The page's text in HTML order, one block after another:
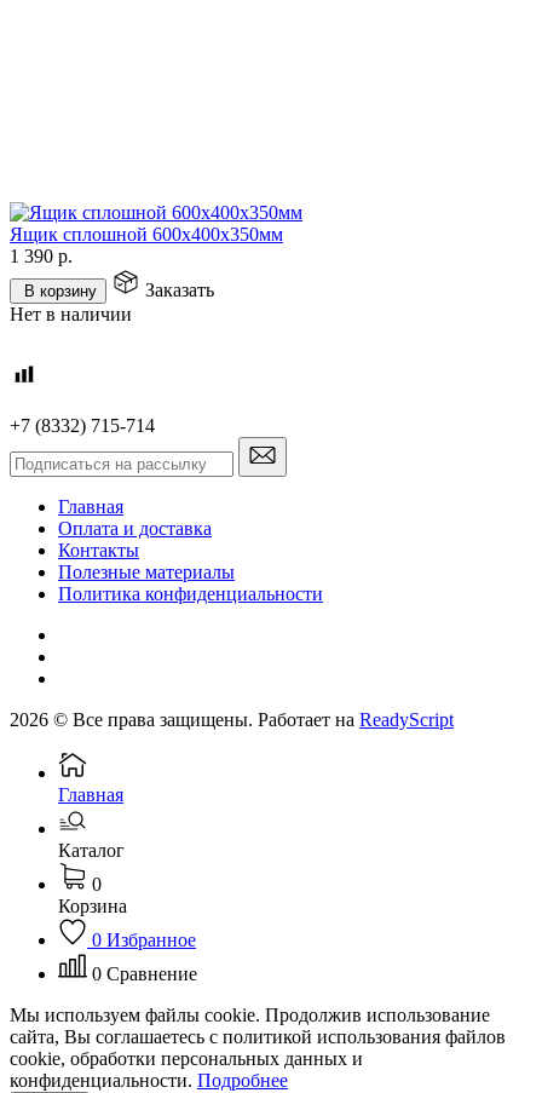
Ящик сплошной 600х400х350мм
1 390 р.
В корзину
Заказать
Нет в наличии
+7 (8332) 715-714
Главная
Оплата и доставка
Контакты
Полезные материалы
Политика конфиденциальности
2026 © Все права защищены. Работает на ReadyScript
Главная
Каталог
0
Корзина
0 Избранное
0 Сравнение
Мы используем файлы cookie. Продолжив использование
сайта, Вы соглашаетесь с политикой использования файлов
cookie, обработки персональных данных и
конфиденциальности. Подробнее